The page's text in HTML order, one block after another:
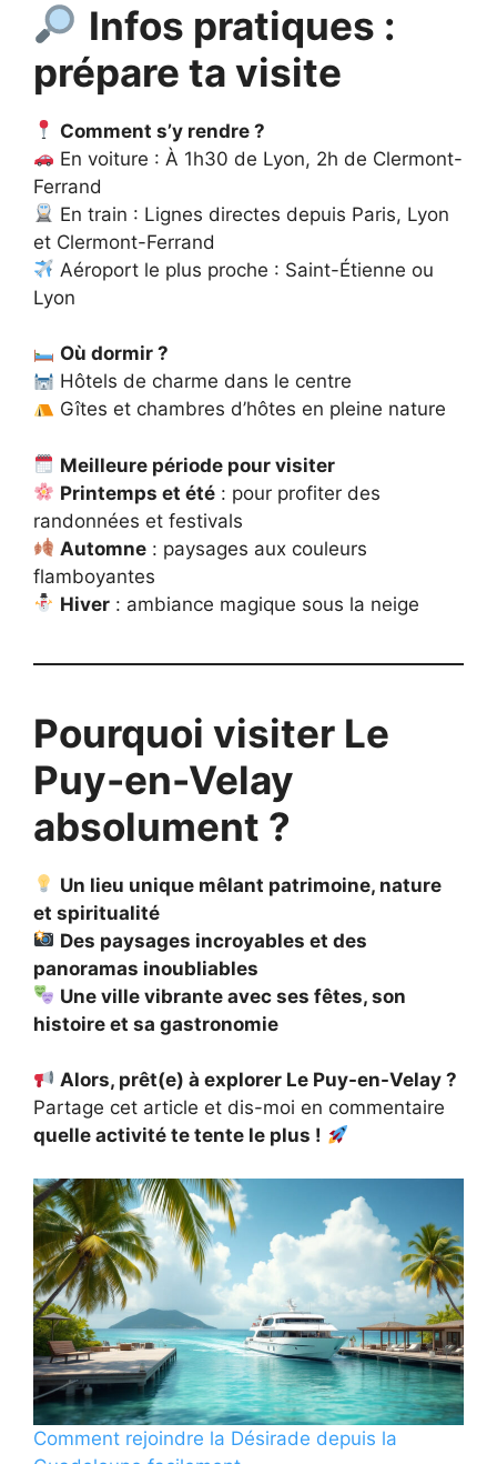
Infos pratiques :
prépare ta visite
Comment s’y rendre ?
En voiture : À 1h30 de Lyon, 2h de Clermont-
Ferrand
En train : Lignes directes depuis Paris, Lyon
et Clermont-Ferrand
Aéroport le plus proche : Saint-Étienne ou
Lyon
Où dormir ?
Hôtels de charme dans le centre
Gîtes et chambres d’hôtes en pleine nature
Meilleure période pour visiter
Printemps et été : pour profiter des
randonnées et festivals
Automne : paysages aux couleurs
flamboyantes
Hiver : ambiance magique sous la neige
Pourquoi visiter Le
Puy-en-Velay
absolument ?
Un lieu unique mêlant patrimoine, nature
et spiritualité
Des paysages incroyables et des
panoramas inoubliables
Une ville vibrante avec ses fêtes, son
histoire et sa gastronomie
Alors, prêt(e) à explorer Le Puy-en-Velay ?
Partage cet article et dis-moi en commentaire
quelle activité te tente le plus !
Comment rejoindre la Désirade depuis la